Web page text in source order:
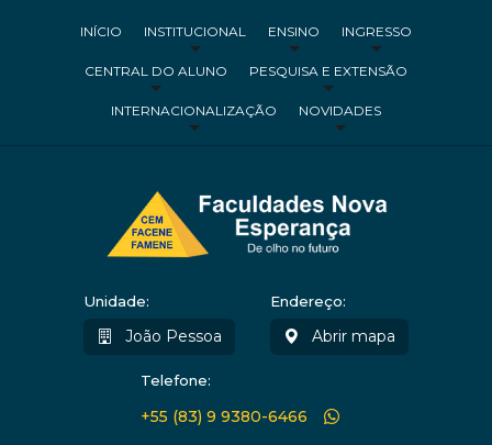
INÍCIO INSTITUCIONAL ENSINO INGRESSO
CENTRAL DO ALUNO PESQUISA E EXTENSÃO
INTERNACIONALIZAÇÃO NOVIDADES
Unidade:
João Pessoa
Endereço:
Abrir mapa
Telefone:
+55 (83) 9 9380-6466